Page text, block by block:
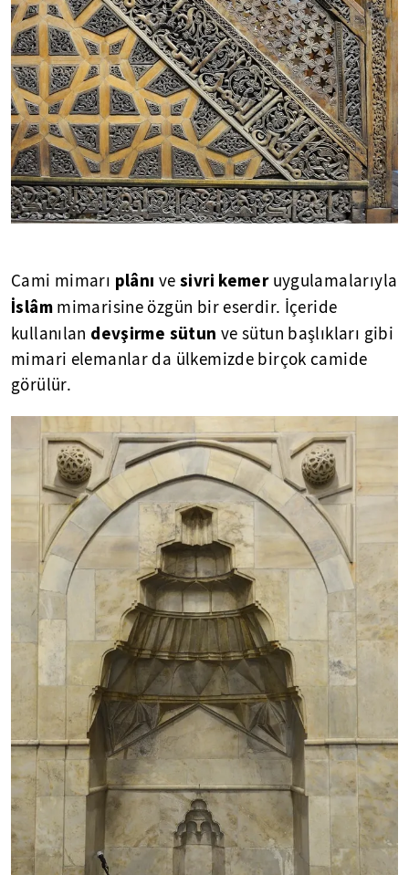
Cami mimarı plânı ve sivri kemeruygulamalarıyla
İslâm mimarisine özgün bir eserdir. İçeride
kullanılan devşirme sütun ve sütun başlıkları gibi
mimari elemanlar da ülkemizde birçok camide
görülür.